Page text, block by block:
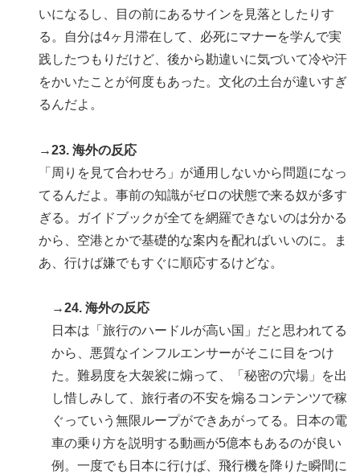
いになるし、目の前にあるサインを見落としたりす
る。自分は4ヶ月滞在して、必死にマナーを学んで実
践したつもりだけど、後から勘違いに気づいて冷や汗
をかいたことが何度もあった。文化の土台が違いすぎ
るんだよ。
→23. 海外の反応
「周りを見て合わせろ」が通用しないから問題になっ
てるんだよ。事前の知識がゼロの状態で来る奴が多す
ぎる。ガイドブックが全てを網羅できないのは分かる
から、空港とかで基礎的な案内を配ればいいのに。ま
あ、行けば嫌でもすぐに順応するけどな。
→24. 海外の反応
日本は「旅行のハードルが高い国」だと思われてる
から、悪質なインフルエンサーがそこに目をつけ
た。難易度を大袈裟に煽って、「秘密の穴場」を出
し惜しみして、旅行者の不安を煽るコンテンツで稼
ぐっていう無限ループができあがってる。日本の電
車の乗り方を説明する動画が5億本もあるのが良い
例。一度でも日本に行けば、飛行機を降りた瞬間に